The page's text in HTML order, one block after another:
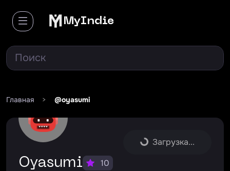
MyIndie
Главная > @oyasumi
Загрузка...
oyasumi
10